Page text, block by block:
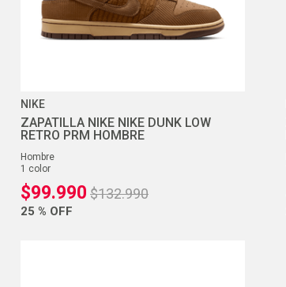
NIKE
ZAPATILLA NIKE NIKE DUNK LOW
RETRO PRM HOMBRE
hombre
1 color
$99.990 $132.990
25 % OFF